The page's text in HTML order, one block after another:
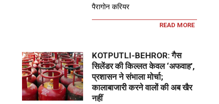
पैरागोन करियर
READ MORE
KOTPUTLI-BEHROR: गैस
सिलेंडर की किल्लत केवल ‘अफवाह’,
प्रशासन ने संभाला मोर्चा;
कालाबाजारी करने वालों की अब खैर
नहीं